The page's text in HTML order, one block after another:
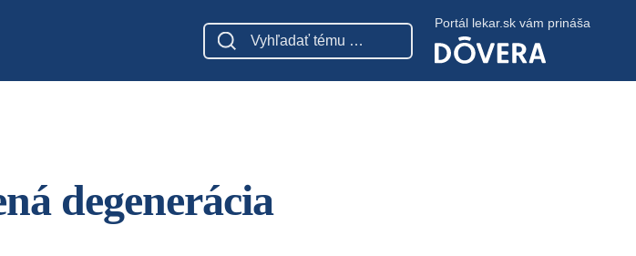
Portál lekar.sk vám prináša
degenerácia